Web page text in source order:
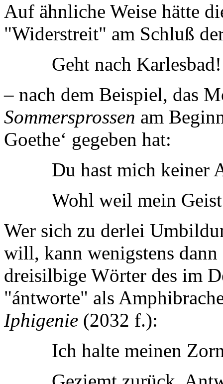
Auf ähnliche Weise hätte
"Widerstreit" am Schluß
Geht nach Karlesbad!
– nach dem Beispiel, das
Sommersprossen am
Goethe‘ gegeben hat:
Du hast mich keiner
Wohl weil mein
Wer sich zu derlei
will, kann wenigstens
dreisilbige Wörter des im
"ántworte" als
Iphigenie (2032 f.):
Ich halte meinen